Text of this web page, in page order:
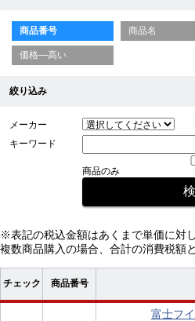
商品番号 商品名
価格—高い
絞り込み
メーカー
キーワード
商品のみ
※表記の税込金額はあくまで単価に対
複数商品購入の場合、合計の消費税額
チェック 商品番号
富士フ